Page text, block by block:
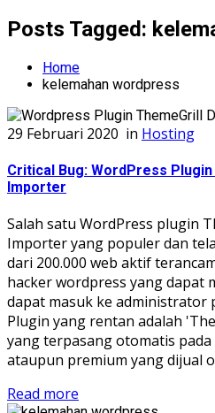
Posts Tagged:
Home
kelemahan wordpress
29 Februari 2020 in Hosting
Critical Bug: WordPress
Importer
Salah satu WordPress plugin
Importer yang populer dan
dari 200.000 web aktif
hacker wordpress yang dapat
dapat masuk ke administrator
Plugin yang rentan adalah
yang terpasang otomatis
ataupun premium yang dijual
Read more